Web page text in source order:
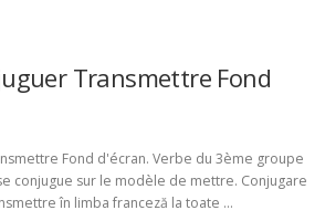
Transmettre Fond
Fond d'écran. Verbe du 3ème groupe
conjugue sur le modèle de mettre. Conjugare
în limba franceză la toate …